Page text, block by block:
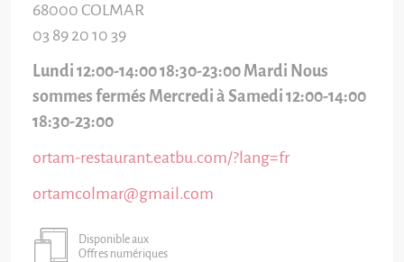
68000 COLMAR
03 89 20 10 39
Lundi 12:00-14:00 18:30-23:00 Mardi Nous
sommes fermés Mercredi à Samedi 12:00-14:00
18:30-23:00
ortam-restaurant.eatbu.com/?lang=fr
ortamcolmar@gmail.com
Disponible aux
Offres numériques